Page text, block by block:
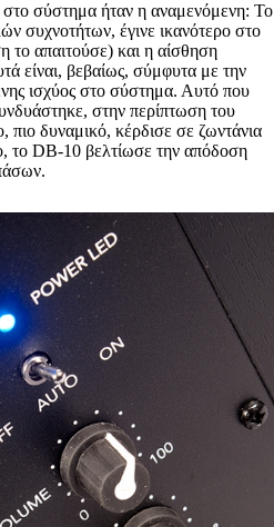
σύστημα ήταν η αναμενόμενη: Το
συχνοτήτων, έγινε ικανότερο στο
το απαιτούσε) και η αίσθηση
είναι, βεβαίως, σύμφυτα με την
ισχύος στο σύστημα. Αυτό που
στην περίπτωση του
πιο δυναμικό, κέρδισε σε ζωντάνια
το DB-10 βελτίωσε την απόδοση